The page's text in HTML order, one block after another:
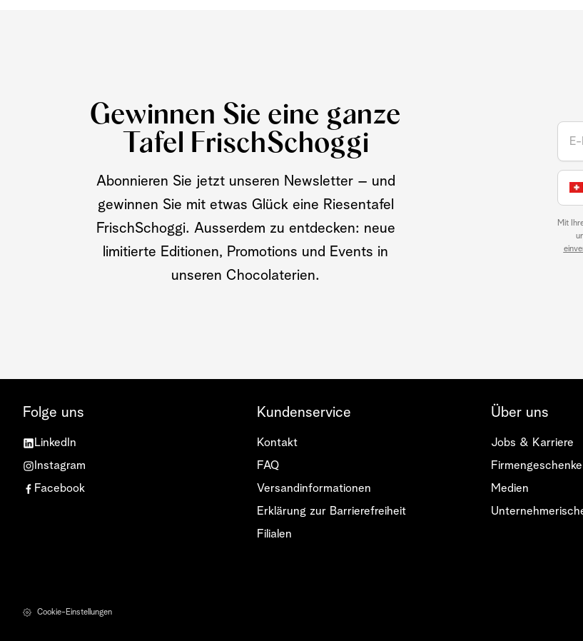
Gewinnen Sie eine ganze
Tafel FrischSchoggi
Abonnieren Sie jetzt unseren Newsletter – und
gewinnen Sie mit etwas Glück eine Riesentafel
FrischSchoggi. Ausserdem zu entdecken: neue
limitierte Editionen, Promotions und Events in
unseren Chocolaterien.
Mit
Folge uns
LinkedIn
Instagram
Facebook
Kundenservice
Kontakt
FAQ
Versandinformationen
Erklärung zur Barrierefreiheit
Filialen
Über uns
Jobs & Karriere
Firmengeschenke
Medien
Cookie-Einstellungen